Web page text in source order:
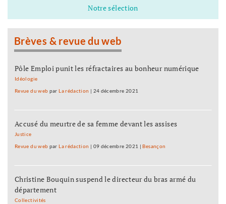
Notre sélection
Brèves & revue du web
Pôle Emploi punit les réfractaires au bonheur numérique
Idéologie
Revue du web parLa rédaction | 24 décembre 2021
Accusé du meurtre de sa femme devant les assises
Justice
Revue du web parLa rédaction | 09 décembre 2021 |Besançon
Christine Bouquin suspend le directeur du bras armé du
département
Collectivités